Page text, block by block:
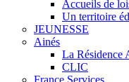
Accueils de
Un territoire
JEUNESSE
Ainés
La Résidence
CLIC
France Services